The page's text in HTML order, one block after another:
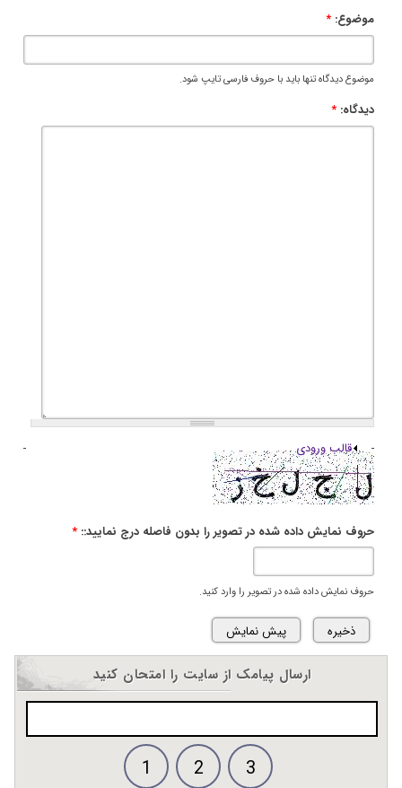
موضوع: *
موضوع دیدگاه تنها باید با حروف فارسی تایپ شود.
دیدگاه: *
قالب ورودی
حروف نمایش داده شده در تصویر را بدون فاصله درج نمایید:: *
حروف نمایش داده شده در تصویر را وارد کنید.
ارسال پیامک از سایت را امتحان کنید
1 2 3